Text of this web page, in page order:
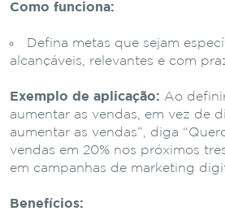
Como funciona:
Defina metas que sejam
alcançáveis, relevantes e com
Exemplo de aplicação: Ao
aumentar as vendas, em vez de
aumentar as vendas”, diga
vendas em 20% nos próximos
em campanhas de marketing
Benefícios: